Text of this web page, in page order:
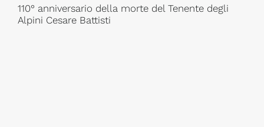
110° anniversario della morte del Tenente degli
Alpini Cesare Battisti